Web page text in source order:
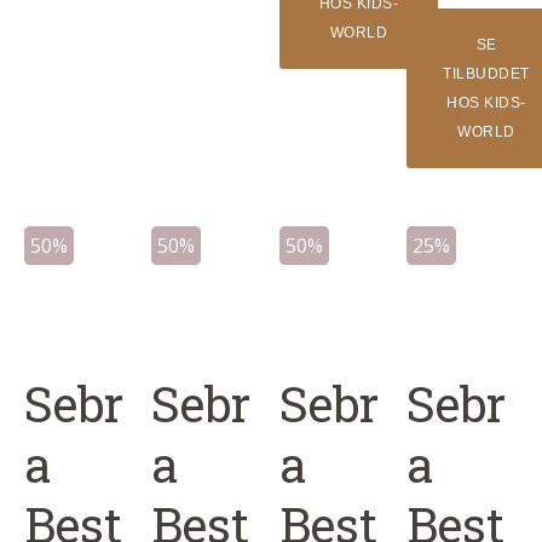
HOS KIDS-
WORLD
was:
100 kr..
is:
50 kr..
SE
TILBUDDET
HOS KIDS-
WORLD
50%
Sebr
a
Best
50%
Sebr
a
Best
50%
Sebr
a
Best
25%
Sebr
a
Best